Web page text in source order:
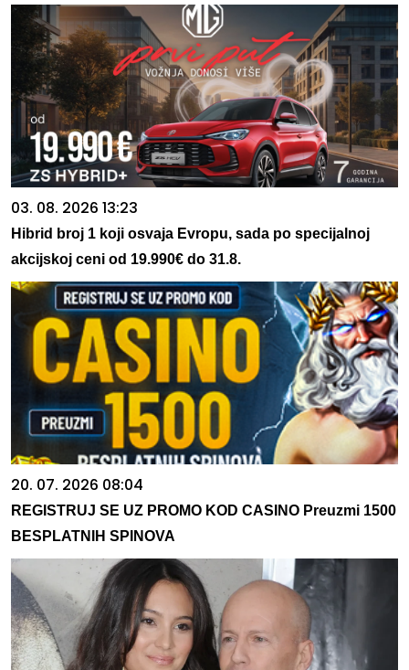
03. 08. 2026 13:23
Hibrid broj 1 koji osvaja Evropu, sada po specijalnoj
akcijskoj ceni od 19.990€ do 31.8.
20. 07. 2026 08:04
REGISTRUJ SE UZ PROMO KOD CASINO Preuzmi 1500
BESPLATNIH SPINOVA